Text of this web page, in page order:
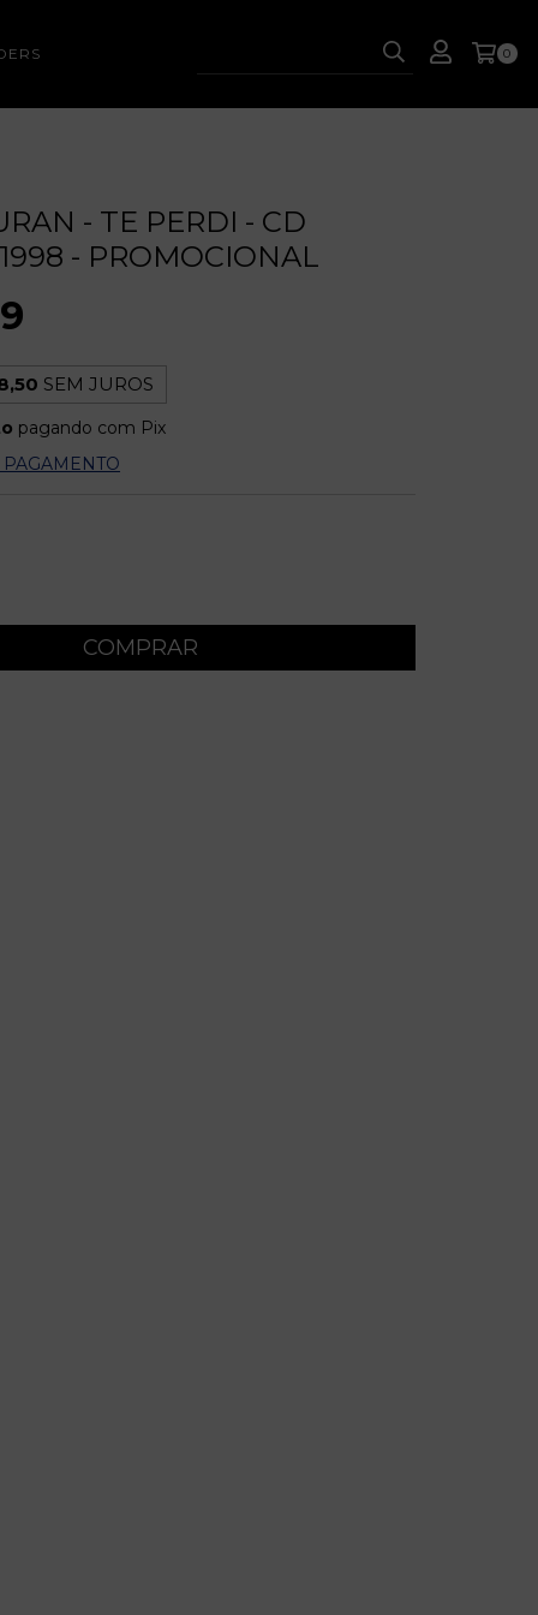
0
- TE PERDI - CD
- PROMOCIONAL
SEM JUROS
pagando com Pix